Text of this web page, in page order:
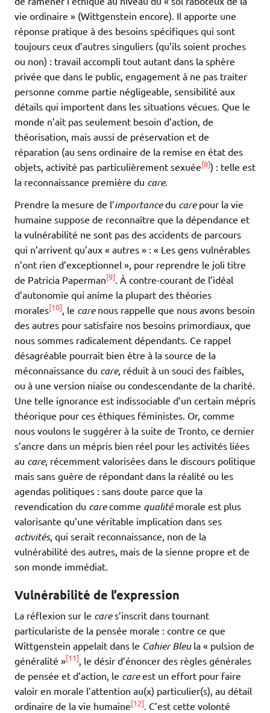
vie ordinaire » (Wittgenstein encore). Il apporte une
réponse pratique à des besoins spécifiques qui sont
toujours ceux d’autres singuliers (qu’ils soient proches
ou non) : travail accompli tout autant dans la sphère
privée que dans le public, engagement à ne pas traiter
personne comme partie négligeable, sensibilité aux
détails qui importent dans les situations vécues. Que le
monde n’ait pas seulement besoin d’action, de
théorisation, mais aussi de préservation et de
réparation (au sens ordinaire de la remise en état des
objets, activité pas particulièrement sexuée[8]) : telle est
la reconnaissance première du care.
Prendre la mesure de l’importancedu carepour la vie
humaine suppose de reconnaître que la dépendance et
la vulnérabilité ne sont pas des accidents de parcours
qui n’arrivent qu’aux « autres » : « Les gens vulnérables
n’ont rien d’exceptionnel », pour reprendre le joli titre
de Patricia Paperman[9]. À contre-courant de l’idéal
d’autonomie qui anime la plupart des théories
morales[10], le carenous rappelle que nous avons besoin
des autres pour satisfaire nos besoins primordiaux, que
nous sommes radicalement dépendants. Ce rappel
désagréable pourrait bien être à la source de la
méconnaissance du care, réduit à un souci des faibles,
ou à une version niaise ou condescendante de la charité.
Une telle ignorance est indissociable d’un certain mépris
théorique pour ces éthiques féministes. Or, comme
nous voulons le suggérer à la suite de Tronto, ce dernier
s’ancre dans un mépris bien réel pour les activités liées
au care, récemment valorisées dans le discours politique
mais sans guère de répondant dans la réalité ou les
agendas politiques : sans doute parce que la
revendication du carecomme qualité morale est plus
valorisante qu’une véritable implication dans ses
activités, qui serait reconnaissance, non de la
vulnérabilité des autres, mais de la sienne propre et de
son monde immédiat.
Vulnérabilité de l’expression
La réflexion sur le cares’inscrit dans tournant
particulariste de la pensée morale : contre ce que
Wittgenstein appelait dans le Cahier Bleula « pulsion de
généralité »[11], le désir d’énoncer des règles générales
de pensée et d’action, le careest un effort pour faire
valoir en morale l’attention au(x) particulier(s), au détail
ordinaire de la vie humaine[12]. C’est cette volonté